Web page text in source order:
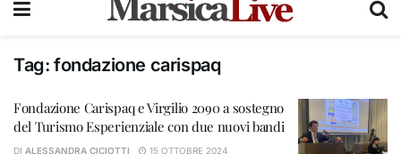
Tag: fondazione carispaq
Fondazione Carispaq e Virgilio 2090 a sostegno
del Turismo Esperienziale con due nuovi bandi
DI ALESSANDRA CICIOTTI 15 OTTOBRE 2024